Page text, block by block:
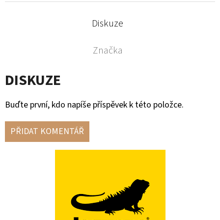
Diskuze
Značka
DISKUZE
Buďte první, kdo napíše příspěvek k této položce.
PŘIDAT KOMENTÁŘ